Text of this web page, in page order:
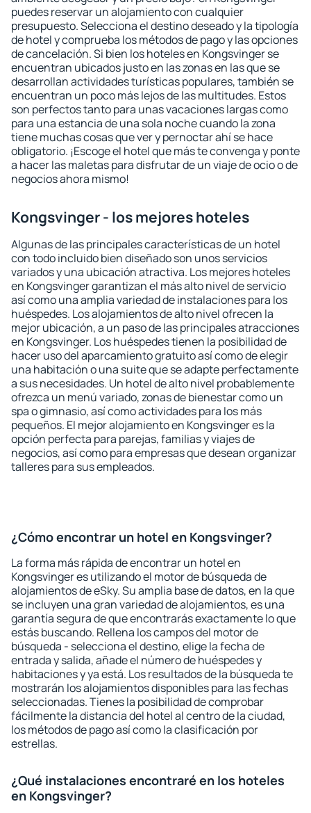
puedes reservar un alojamiento con cualquier
presupuesto. Selecciona el destino deseado y la tipología
de hotel y comprueba los métodos de pago y las opciones
de cancelación. Si bien los hoteles en Kongsvinger se
encuentran ubicados justo en las zonas en las que se
desarrollan actividades turísticas populares, también se
encuentran un poco más lejos de las multitudes. Estos
son perfectos tanto para unas vacaciones largas como
para una estancia de una sola noche cuando la zona
tiene muchas cosas que ver y pernoctar ahí se hace
obligatorio. ¡Escoge el hotel que más te convenga y ponte
a hacer las maletas para disfrutar de un viaje de ocio o de
negocios ahora mismo!
Kongsvinger - los mejores hoteles
Algunas de las principales características de un hotel
con todo incluido bien diseñado son unos servicios
variados y una ubicación atractiva. Los mejores hoteles
en Kongsvinger garantizan el más alto nivel de servicio
así como una amplia variedad de instalaciones para los
huéspedes. Los alojamientos de alto nivel ofrecen la
mejor ubicación, a un paso de las principales atracciones
en Kongsvinger. Los huéspedes tienen la posibilidad de
hacer uso del aparcamiento gratuito así como de elegir
una habitación o una suite que se adapte perfectamente
a sus necesidades. Un hotel de alto nivel probablemente
ofrezca un menú variado, zonas de bienestar como un
spa o gimnasio, así como actividades para los más
pequeños. El mejor alojamiento en Kongsvinger es la
opción perfecta para parejas, familias y viajes de
negocios, así como para empresas que desean organizar
talleres para sus empleados.
¿Cómo encontrar un hotel en Kongsvinger?
La forma más rápida de encontrar un hotel en
Kongsvinger es utilizando el motor de búsqueda de
alojamientos de eSky. Su amplia base de datos, en la que
se incluyen una gran variedad de alojamientos, es una
garantía segura de que encontrarás exactamente lo que
estás buscando. Rellena los campos del motor de
búsqueda - selecciona el destino, elige la fecha de
entrada y salida, añade el número de huéspedes y
habitaciones y ya está. Los resultados de la búsqueda te
mostrarán los alojamientos disponibles para las fechas
seleccionadas. Tienes la posibilidad de comprobar
fácilmente la distancia del hotel al centro de la ciudad,
los métodos de pago así como la clasificación por
estrellas.
¿Qué instalaciones encontraré en los hoteles
en Kongsvinger?